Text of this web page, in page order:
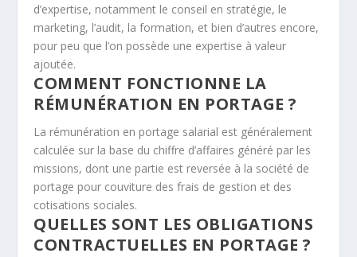
d’expertise, notamment le conseil en stratégie, le
marketing, l’audit, la formation, et bien d’autres encore,
pour peu que l’on possède une expertise à valeur
ajoutée.
COMMENT FONCTIONNE LA
RÉMUNÉRATION EN PORTAGE ?
La rémunération en portage salarial est généralement
calculée sur la base du chiffre d’affaires généré par les
missions, dont une partie est reversée à la société de
portage pour couviture des frais de gestion et des
cotisations sociales.
QUELLES SONT LES OBLIGATIONS
CONTRACTUELLES EN PORTAGE ?